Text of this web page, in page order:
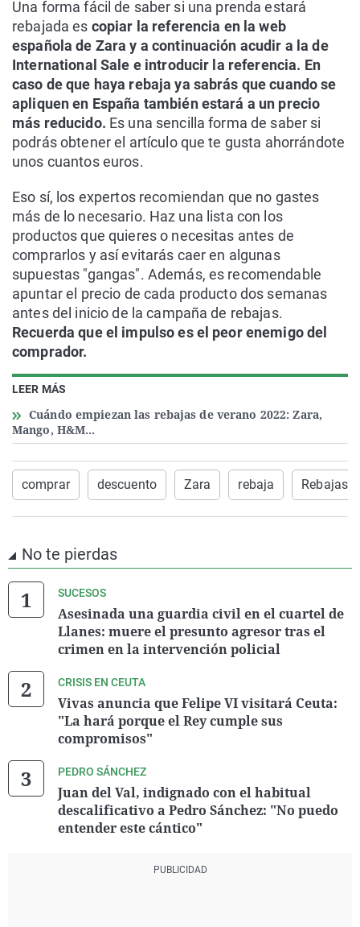
LEER MÁS
Cuándo empiezan las rebajas de verano 2022: Zara,
Mango, H&M...
Una forma fácil de saber si una prenda estará
rebajada es copiar la referencia en la web
española de Zara y a continuación acudir a la de
International Sale e introducir la referencia. En
caso de que haya rebaja ya sabrás que cuando se
apliquen en España también estará a un precio
más reducido. Es una sencilla forma de saber si
podrás obtener el artículo que te gusta ahorrándote
unos cuantos euros.
Eso sí, los expertos recomiendan que no gastes
más de lo necesario. Haz una lista con los
productos que quieres o necesitas antes de
comprarlos y así evitarás caer en algunas
supuestas "gangas". Además, es recomendable
apuntar el precio de cada producto dos semanas
antes del inicio de la campaña de rebajas.
Recuerda que el impulso es el peor enemigo del
comprador.
comprar descuento Zara rebaja Rebajas
No te pierdas
SUCESOS
Asesinada una guardia civil en el cuartel de
Llanes: muere el presunto agresor tras el
crimen en la intervención policial
CRISIS EN CEUTA
Vivas anuncia que Felipe VI visitará Ceuta:
"La hará porque el Rey cumple sus
compromisos"
PEDRO SÁNCHEZ
Juan del Val, indignado con el habitual
descalificativo a Pedro Sánchez: "No puedo
entender este cántico"